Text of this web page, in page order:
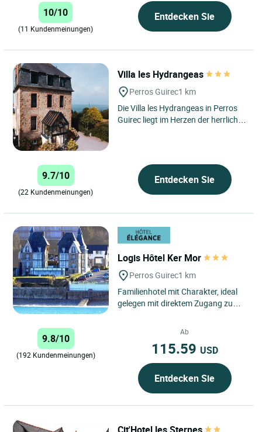
10/10
(11 Kundenmeinungen)
Entdecken Sie
Villa les Hydrangeas
Perros Guirec1 km
Die Villa les Hydrangeas in Perros
Guirec liegt im Herzen der herrlichen
9.7/10
(22 Kundenmeinungen)
Entdecken Sie
Logis Hôtel Ker Mor
Perros Guirec1 km
Familienhotel mit Charakter, ideal
gelegen mit direktem Zugang zum
Garten. Sie genießen einen...
9.8/10
(192 Kundenmeinungen)
Ab
115.59 USD
Entdecken Sie